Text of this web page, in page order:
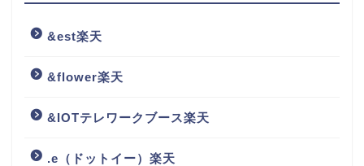
&est楽天
&flower楽天
&IOTテレワークブース楽天
.e（ドットイー）楽天